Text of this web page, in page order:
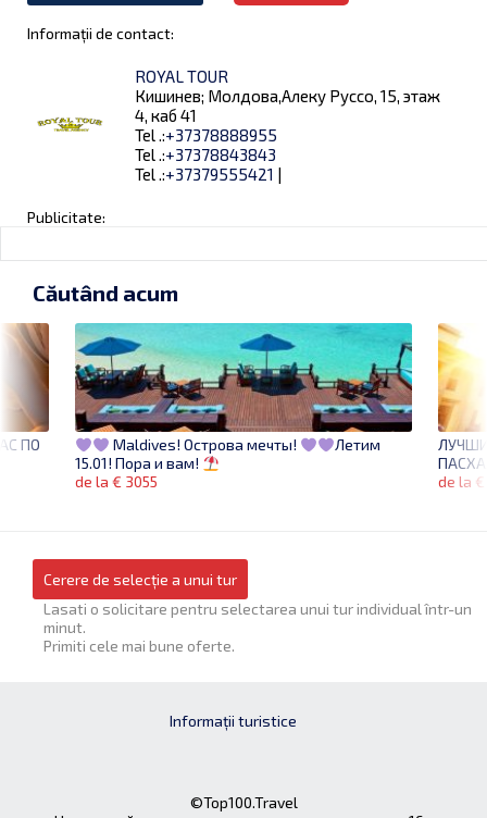
Informații de contact:
ROYAL TOUR
Кишинев; Молдова,Алеку Руссо, 15, этаж
4, каб 41
Tel .:+37378888955
Tel .:+37378843843
Tel .:+37379555421 |
Publicitate:
ПО
de la
Căutând acum
Maldives! Острова мечты!
Летим
15.01! Пора и вам!
de la € 3055
Cerere de selecție a unui tur
Lasati o solicitare pentru selectarea unui tur individual într-un
minut.
Primiti cele mai bune oferte.
Informații turistice
©Top100.Travel